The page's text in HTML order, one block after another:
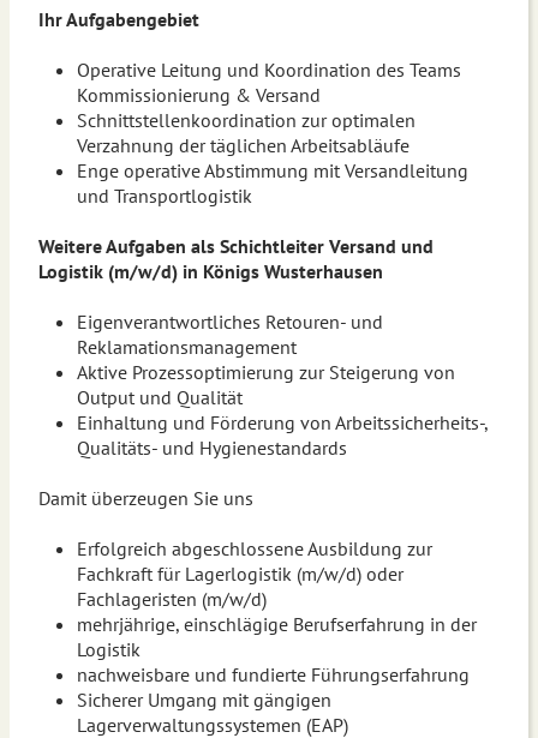
Ihr Aufgabengebiet
Operative Leitung und Koordination des Teams
Kommissionierung & Versand
Schnittstellenkoordination zur optimalen
Verzahnung der täglichen Arbeitsabläufe
Enge operative Abstimmung mit Versandleitung
und Transportlogistik
Weitere Aufgaben als Schichtleiter Versand und
Logistik (m/w/d) in Königs Wusterhausen
Eigenverantwortliches Retouren- und
Reklamationsmanagement
Aktive Prozessoptimierung zur Steigerung von
Output und Qualität
Einhaltung und Förderung von Arbeitssicherheits-,
Qualitäts- und Hygienestandards
Damit überzeugen Sie uns
Erfolgreich abgeschlossene Ausbildung zur
Fachkraft für Lagerlogistik (m/w/d) oder
Fachlageristen (m/w/d)
mehrjährige, einschlägige Berufserfahrung in der
Logistik
nachweisbare und fundierte Führungserfahrung
Sicherer Umgang mit gängigen
Lagerverwaltungssystemen (EAP)